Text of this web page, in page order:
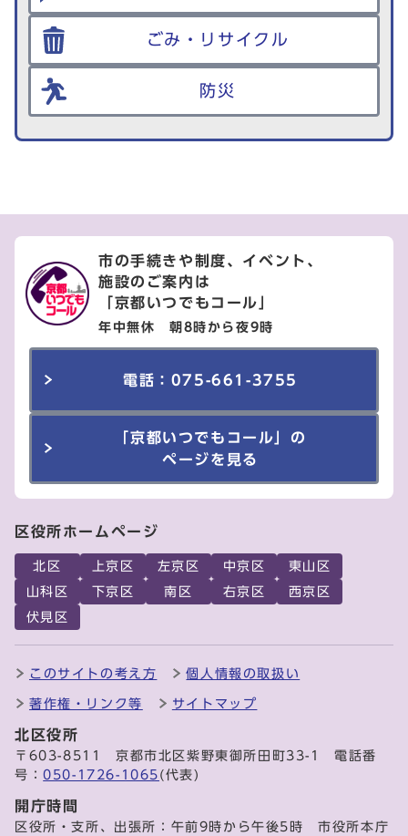
ごみ・リサイクル
防災
市の手続きや制度、イベント、
施設のご案内は
「京都いつでもコール」
年中無休 朝8時から夜9時
電話：075-661-3755
「京都いつでもコール」の
ページを見る
区役所ホームページ
北区 上京区 左京区 中京区
東山区
山科区
下京区 南区 右京区
西京区
伏見区
このサイトの考え方 個人情報の取扱い
著作権・リンク等 サイトマップ
北区役所
〒603-8511 京都市北区紫野東御所田町33-1 電話番
号：050-1726-1065 (代表)
開庁時間
区役所・支所、出張所：午前9時から午後5時 市役所本庁